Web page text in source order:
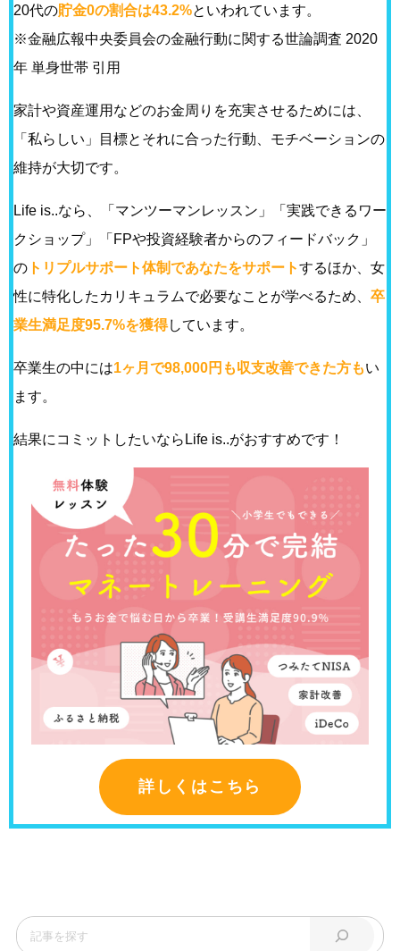
20代の貯金0の割合は43.2%といわれています。
※金融広報中央委員会の金融行動に関する世論調査 2020
年 単身世帯 引用
家計や資産運用などのお金周りを充実させるためには、
「私らしい」目標とそれに合った行動、モチベーションの
維持が大切です。
Life is..なら、「マンツーマンレッスン」「実践できるワー
クショップ」「FPや投資経験者からのフィードバック」
の トリプルサポート体制であなたをサポートするほか、女
性に特化したカリキュラムで必要なことが学べるため、 卒
業生満足度95.7%を獲得しています。
卒業生の中には1ヶ月で98,000円も収支改善できた方もい
ます。
結果にコミットしたいならLife is..がおすすめです！
詳しくはこちら